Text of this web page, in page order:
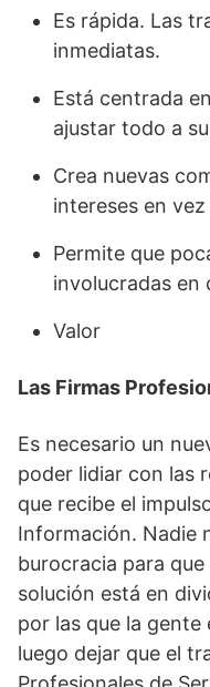
Es rápida. Las
inmediatas.
Está centrada
ajustar todo a
Crea nuevas
intereses en
Permite que
involucradas en
Valor
Las Firmas
Es necesario un
poder lidiar con las
que recibe el
Información. Nadie
burocracia para
solución está en
por las que la gente
luego dejar que el